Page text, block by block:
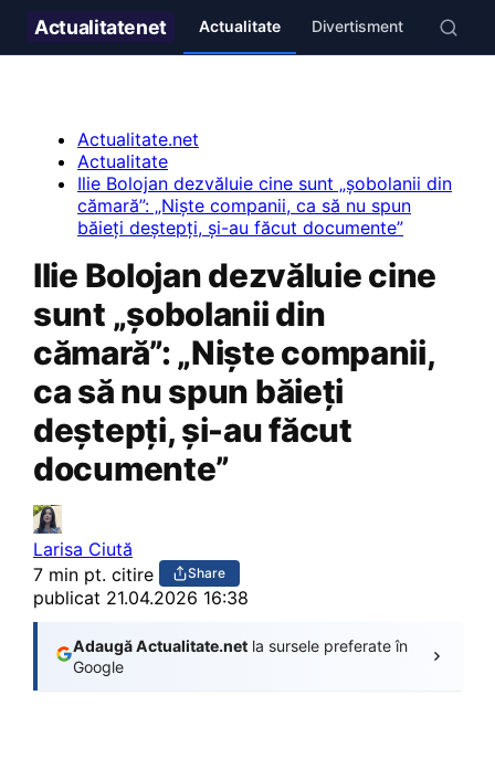
Actualitatenet Actualitate Divertisment Stil de
Actualitate.net
Actualitate
Ilie Bolojan dezvăluie cine sunt „șobolanii din
cămară”: „Niște companii, ca să nu spun
băieți deștepți, și-au făcut documente”
Ilie Bolojan dezvăluie cine
sunt „șobolanii din
cămară”: „Niște companii,
ca să nu spun băieți
deștepți, și-au făcut
documente”
Larisa Ciută
7 min pt. citire
Share
publicat 21.04.2026 16:38
Adaugă Actualitate.net la sursele preferate în
Google